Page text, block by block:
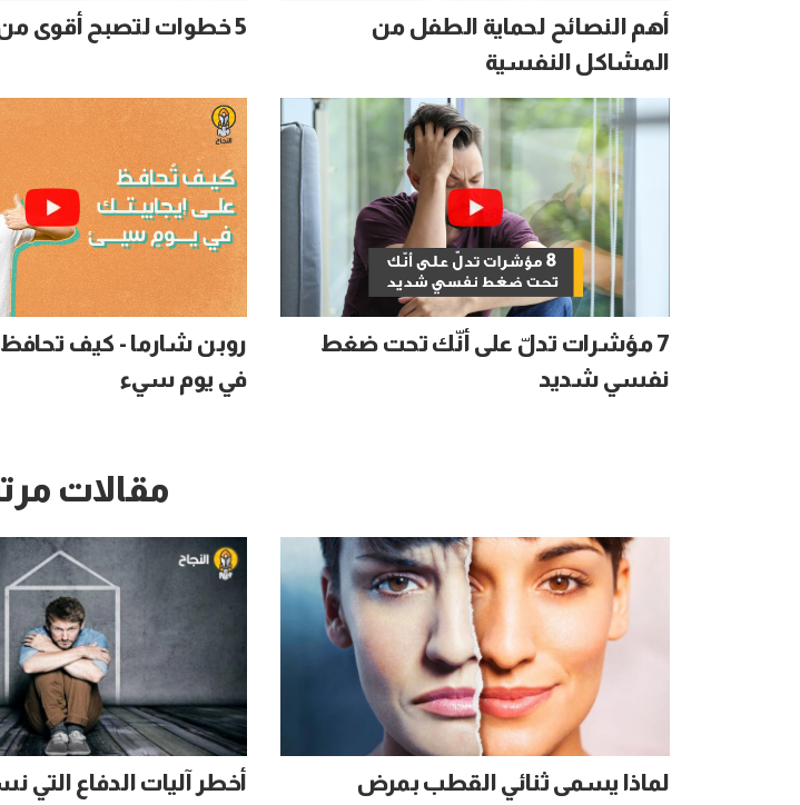
أهم النصائح لحماية الطفل من
المشاكل النفسية
5 خطوات لتصبح أقوى من أي تحدٍّ
7 مؤشرات تدلّ على أنّك تحت ضغط
نفسي شديد
روبن شارما - كيف تحافظ
في يوم سيء
مقالات
لماذا يسمى ثنائي القطب بمرض
أخطر آليات الدفاع التي